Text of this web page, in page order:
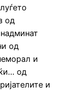
од
од
и
од
и